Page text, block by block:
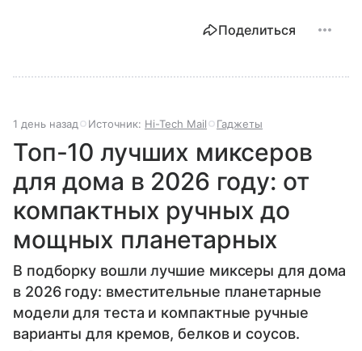
Поделиться
1 день назад Источник: Hi-Tech Mail Гаджеты
Топ-10 лучших миксеров
для дома в 2026 году: от
компактных ручных до
мощных планетарных
В подборку вошли лучшие миксеры для дома
в 2026 году: вместительные планетарные
модели для теста и компактные ручные
варианты для кремов, белков и соусов.